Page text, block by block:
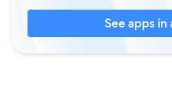
See apps in